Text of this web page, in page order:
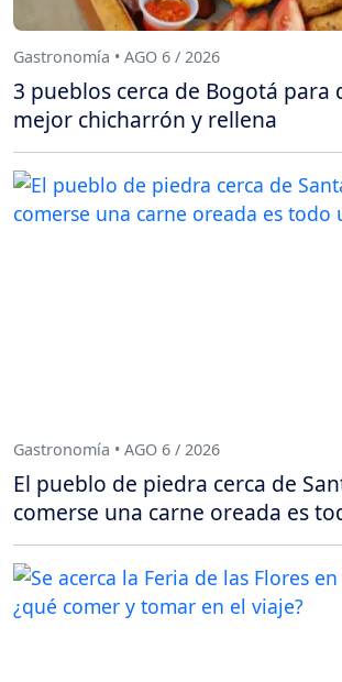
Gastronomía • AGO 6 / 2026
3 pueblos cerca de Bogotá para
mejor chicharrón y rellena
Gastronomía • AGO 6 / 2026
El pueblo de piedra cerca de
comerse una carne oreada es